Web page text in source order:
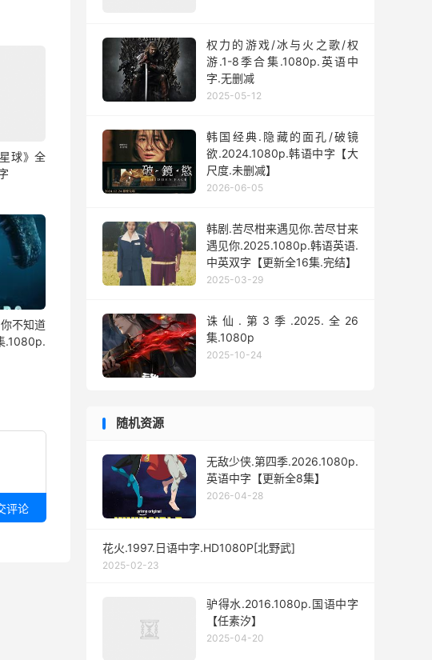
球》全
不知道
.1080p.
评论
权力的游戏/冰与火之歌/权
游.1-8季合集.1080p.英语中
字.无删减
2025-05-12
韩国经典.隐藏的面孔/破镜
欲.2024.1080p.韩语中字【大
尺度.未删减】
2026-06-05
韩剧.苦尽柑来遇见你.苦尽甘来
遇见你.2025.1080p.韩语英语.
中英双字【更新全16集.完结】
2025-03-29
诛仙.第3季.2025.全26
集.1080p
2025-10-24
随机资源
无敌少侠.第四季.2026.1080p.
英语中字【更新全8集】
2026-04-28
花火.1997.日语中字.HD1080P[北野武]
2025-02-23
驴得水.2016.1080p.国语中字
【任素汐】
2025-04-20